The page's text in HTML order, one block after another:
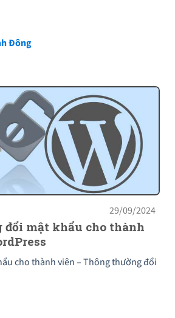
Đông
29/09/2024
đổi mật khẩu cho thành
cho thành viên – Thông thường đổi